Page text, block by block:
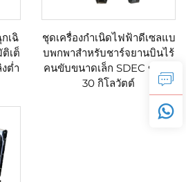
เฉิ
เต็
ต่ำ
ชุดเครื่องกำเนิดไฟฟ้าดีเซลแบ
บพกพาสำหรับชาร์จยานบินไร้
คนขับขนาดเล็ก SDEC ขนาด
30 กิโลวัตต์